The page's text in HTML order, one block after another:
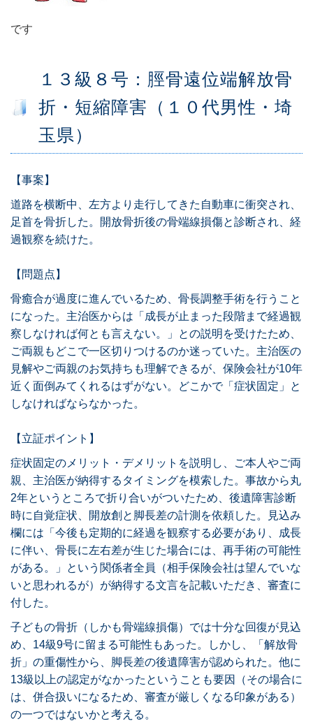
です
１３級８号：脛骨遠位端解放骨
折・短縮障害（１０代男性・埼
玉県）
【事案】
道路を横断中、左方より走行してきた自動車に衝突され、
足首を骨折した。開放骨折後の骨端線損傷と診断され、経
過観察を続けた。
【問題点】
骨癒合が過度に進んでいるため、骨長調整手術を行うこと
になった。主治医からは「成長が止まった段階まで経過観
察しなければ何とも言えない。」との説明を受けたため、
ご両親もどこで一区切りつけるのか迷っていた。主治医の
見解やご両親のお気持ちも理解できるが、保険会社が10年
近く面倒みてくれるはずがない。どこかで「症状固定」と
しなければならなかった。
【立証ポイント】
症状固定のメリット・デメリットを説明し、ご本人やご両
親、主治医が納得するタイミングを模索した。事故から丸
2年というところで折り合いがついたため、後遺障害診断
時に自覚症状、開放創と脚長差の計測を依頼した。見込み
欄には「今後も定期的に経過を観察する必要があり、成長
に伴い、骨長に左右差が生じた場合には、再手術の可能性
がある。」という関係者全員（相手保険会社は望んでいな
いと思われるが）が納得する文言を記載いただき、審査に
付した。
子どもの骨折（しかも骨端線損傷）では十分な回復が見込
め、14級9号に留まる可能性もあった。しかし、「解放骨
折」の重傷性から、脚長差の後遺障害が認められた。他に
13級以上の認定がなかったということも要因（その場合に
は、併合扱いになるため、審査が厳しくなる印象がある）
の一つではないかと考える。